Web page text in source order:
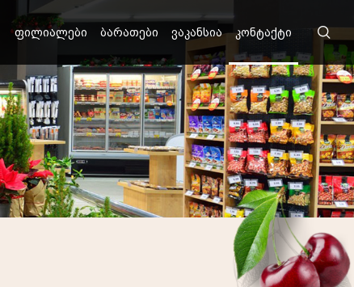
ფილიალები ბარათები ვაკანსია კონტაქტი